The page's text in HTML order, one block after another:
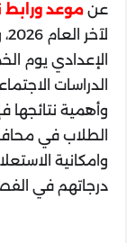
عنموعد ورابط
الدراسات
وأهمية نتائجها
الطلاب في
وامكانية
درجاتهم في